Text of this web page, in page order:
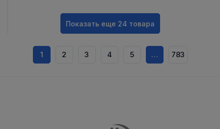
Показать еще 24 товара
1 2 3 4 5 … 783